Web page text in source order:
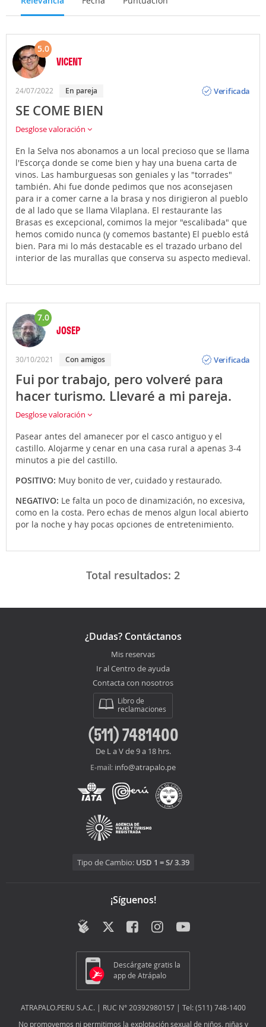
5.0
VICENT
24/07/2022 En pareja
Verificada
SE COME BIEN
Desglose valoración
En la Selva nos abonamos a un local precioso que se llama
l'Escorça donde se come bien y hay una buena carta de
vinos. Las hamburguesas son geniales y las "torrades"
también. Ahi fue donde pedimos que nos aconsejasen
para ir a comer carne a la brasa y nos dirigieron al pueblo
de al lado que se llama Vilaplana. El restaurante las
Brasas es excepcional, comimos la mejor "escalibada" que
hemos comido nunca (y comemos bastante) El pueblo está
bien. Para mi lo más destacable es el trazado urbano del
interior de las murallas que conserva su aspecto medieval.
7.0
JOSEP
30/10/2021 Con amigos
Verificada
Fui por trabajo, pero volveré para
hacer turismo. Llevaré a mi pareja.
Desglose valoración
Pasear antes del amanecer por el casco antiguo y el
castillo. Alojarme y cenar en una casa rural a apenas 3-4
minutos a pie del castillo.
POSITIVO: Muy bonito de ver, cuidado y restaurado.
NEGATIVO: Le falta un poco de dinamización, no excesiva,
como en la costa. Pero echas de menos algun local abierto
por la noche y hay pocas opciones de entretenimiento.
Total resultados: 2
¿Dudas? Contáctanos
Mis reservas
Ir al Centro de ayuda
Contacta con nosotros
Libro de
reclamaciones
(511) 7481400
De L a V de 9 a 18 hrs.
E-mail: info@atrapalo.pe
Tipo de Cambio: USD 1 = S/ 3.39
¡Síguenos!
Descárgate gratis la
app de Atrápalo
ATRAPALO.PERU S.A.C. | RUC N° 20392980157 | Tel: (511) 748-1400
No promovemos ni permitimos la explotación sexual de niños, niñas y